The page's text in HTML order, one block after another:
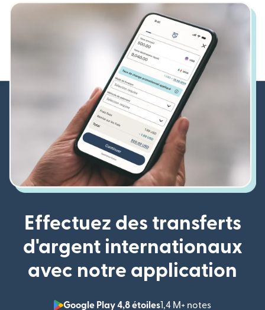
Effectuez des transferts
d'argent internationaux
avec notre application
Google Play 4,8 étoiles1,4 M+ notes